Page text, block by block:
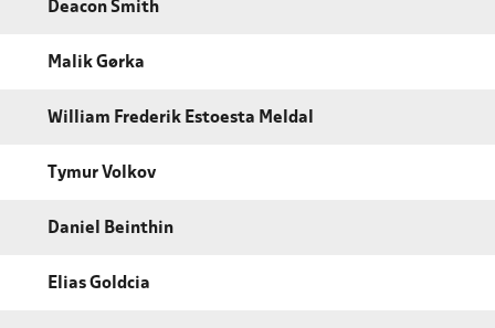
Deacon Smith
Malik Gørka
William Frederik Estoesta Meldal
Tymur Volkov
Daniel Beinthin
Elias Goldcia